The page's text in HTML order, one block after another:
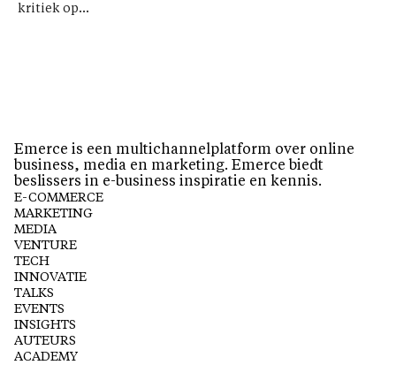
kritiek op...
Emerce is een multichannelplatform over online
business, media en marketing. Emerce biedt
beslissers in e-business inspiratie en kennis.
E-COMMERCE
MARKETING
MEDIA
VENTURE
TECH
INNOVATIE
TALKS
EVENTS
INSIGHTS
AUTEURS
ACADEMY